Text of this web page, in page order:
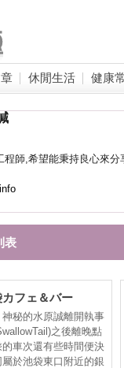
休閒生活 健康
程師,希望能秉持良心來
表
カフェ＆バー
) FEAT. 銀魂@關
格平實, 東西尚可
神秘的水原誠離開執事
之後離晚點
的車次還有些時間便決
屬於池袋東口附近的銀